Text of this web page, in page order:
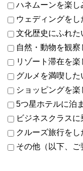
ハネムーンを楽し
ウェディングをし
文化歴史にふれた
自然・動物を観察
リゾート滞在を楽
グルメを満喫した
ショッピングを楽
5つ星ホテルに泊
ビジネスクラスに
クルーズ旅行をし
その他（以下、ご